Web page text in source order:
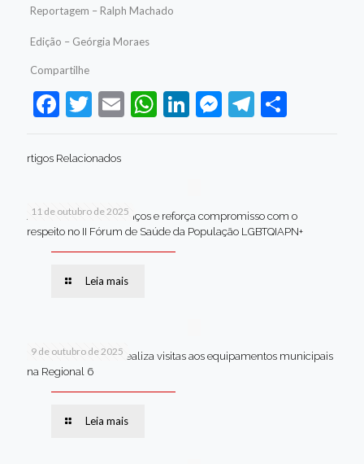
Reportagem – Ralph Machado
Edição – Geórgia Moraes
Compartilhe
Facebook
Twitter
EmailWhatsApp
LinkedIn
Messenger
Telegram
Share
rtigos Relacionados
11 de outubro de 2025
Jaboatão celebra avanços e reforça compromisso com o
respeito no II Fórum de Saúde da População LGBTQIAPN+
Leia mais
9 de outubro de 2025
Van dos secretários realiza visitas aos equipamentos municipais
na Regional 6
Leia mais